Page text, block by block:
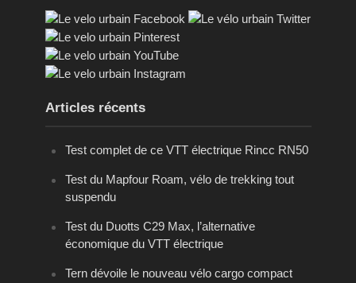
Articles récents
Test complet de ce VTT électrique Rincc RN50
Test du Mapfour Roam, vélo de trekking tout
suspendu
Test du Duotts C29 Max, l’alternative
économique du VTT électrique
Tern dévoile le nouveau vélo cargo compact